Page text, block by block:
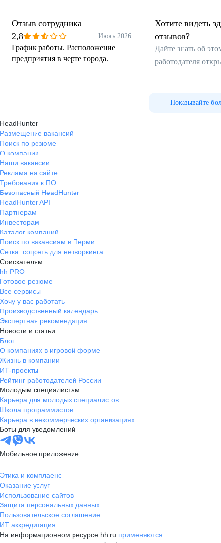
Отзыв сотрудника
2,8
Июнь 2026
График работы. Расположение
предприятия в черте города.
Хотите видеть
отзывов?
Дайте знать об
работодателя
Показывайте
HeadHunter
Размещение вакансий
Поиск по резюме
О компании
Наши вакансии
Реклама на сайте
Требования к ПО
Безопасный HeadHunter
HeadHunter API
Партнерам
Инвесторам
Каталог компаний
Поиск по вакансиям в Перми
Сетка: соцсеть для нетворкинга
Соискателям
hh PRO
Готовое резюме
Все сервисы
Хочу у вас работать
Производственный календарь
Экспертная рекомендация
Новости и статьи
Блог
О компаниях в игровой форме
Жизнь в компании
ИТ-проекты
Рейтинг работодателей России
Молодым специалистам
Карьера для молодых специалистов
Школа программистов
Карьера в некоммерческих организациях
Боты для уведомлений
Мобильное приложение
Этика и комплаенс
Оказание услуг
Использование сайтов
Защита персональных данных
Пользовательское соглашение
ИТ аккредитация
На информационном ресурсе hh.ru применяются